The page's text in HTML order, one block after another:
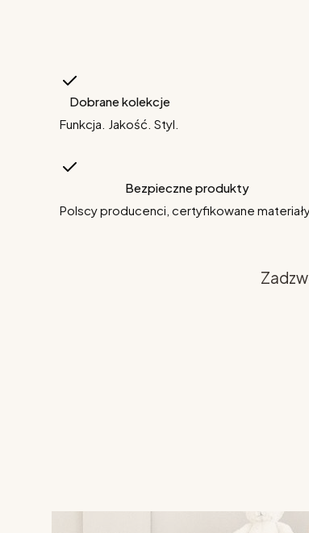
Dobrane kolekcje
Funkcja. Jakość. Styl.
Bezpieczne produkty
Polscy producenci, certyfikowane